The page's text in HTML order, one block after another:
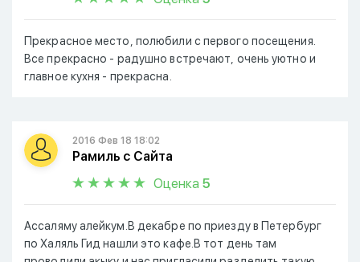
Прекрасное место, полюбили с первого посещения.
Все прекрасно - радушно встречают, очень уютно и
главное кухня - прекрасна.
2016 Фев 18 18:02
Рамиль с Сайта
Оценка 5
Ассаляму алейкум.В декабре по приезду в Петербург
по Халяль Гид нашли это кафе.В тот день там